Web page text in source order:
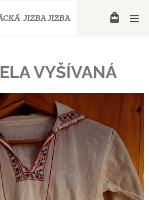
JIZBAJIZBA
VYŠÍVANÁ